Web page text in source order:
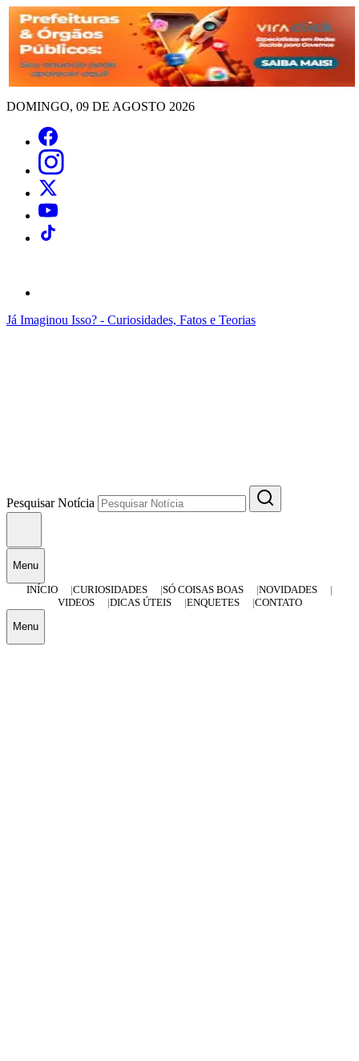
DOMINGO, 09 DE AGOSTO 2026
Já Imaginou Isso? - Curiosidades, Fatos e Teorias
Pesquisar Notícia
Menu
INÍCIO
CURIOSIDADES SÓ COISAS BOAS
NOVIDADES
VIDEOS
DICAS ÚTEIS ENQUETES CONTATO
Menu